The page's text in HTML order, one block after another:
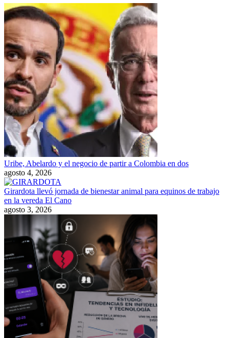
Uribe, Abelardo y el negocio de partir a Colombia en dos
agosto 4, 2026
Girardota llevó jornada de bienestar animal para equinos de trabajo
en la vereda El Cano
agosto 3, 2026